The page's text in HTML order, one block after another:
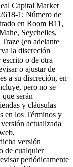
Capital Market
1; Número de
en Room B11,
Seychelles,
(en adelante
la discreción
o de otra
o ajustar de
a su discreción, en
pero no se
serán
y cláusulas
en los Términos y
actualizada
versión
de cualquier
periódicamente